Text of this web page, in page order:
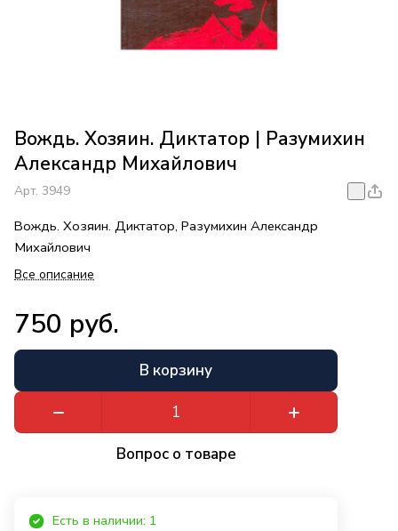
Вождь. Хозяин. Диктатор | Разумихин
Александр Михайлович
Арт. 3949
Вождь. Хозяин. Диктатор, Разумихин Александр
Михайлович
Все описание
750 руб.
В корзину
Вопрос о товаре
Есть в наличии: 1